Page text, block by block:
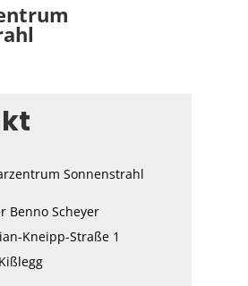
Sonnenstrahl
Benno Scheyer
Kneipp-Straße 1